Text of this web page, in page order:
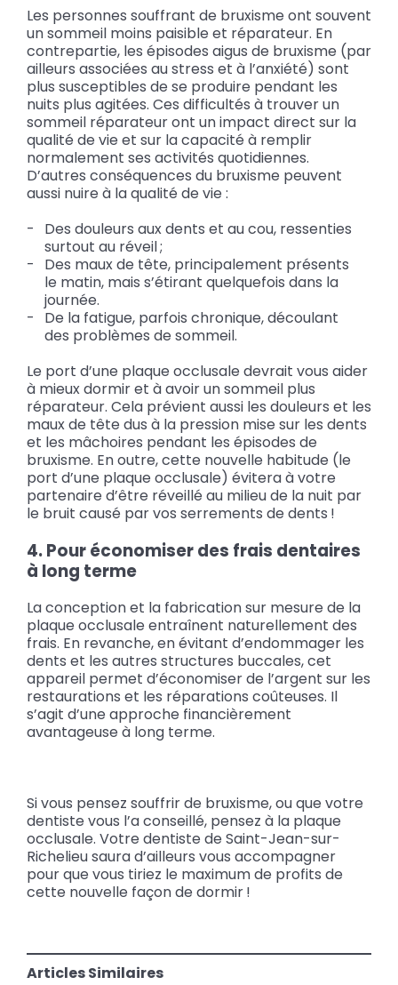
Les personnes souffrant de bruxisme ont souvent
un sommeil moins paisible et réparateur. En
contrepartie, les épisodes aigus de bruxisme (par
ailleurs associées au stress et à l’anxiété) sont
plus susceptibles de se produire pendant les
nuits plus agitées. Ces difficultés à trouver un
sommeil réparateur ont un impact direct sur la
qualité de vie et sur la capacité à remplir
normalement ses activités quotidiennes.
D’autres conséquences du bruxisme peuvent
aussi nuire à la qualité de vie :
Des douleurs aux dents et au cou, ressenties
surtout au réveil ;
Des maux de tête, principalement présents
le matin, mais s’étirant quelquefois dans la
journée.
De la fatigue, parfois chronique, découlant
des problèmes de sommeil.
Le port d’une plaque occlusale devrait vous aider
à mieux dormir et à avoir un sommeil plus
réparateur. Cela prévient aussi les douleurs et les
maux de tête dus à la pression mise sur les dents
et les mâchoires pendant les épisodes de
bruxisme. En outre, cette nouvelle habitude (le
port d’une plaque occlusale) évitera à votre
partenaire d’être réveillé au milieu de la nuit par
le bruit causé par vos serrements de dents !
4. Pour économiser des frais dentaires
à long terme
La conception et la fabrication sur mesure de la
plaque occlusale entraînent naturellement des
frais. En revanche, en évitant d’endommager les
dents et les autres structures buccales, cet
appareil permet d’économiser de l’argent sur les
restaurations et les réparations coûteuses. Il
s’agit d’une approche financièrement
avantageuse à long terme.
Si vous pensez souffrir de bruxisme, ou que votre
dentiste vous l’a conseillé, pensez à la plaque
occlusale. Votre dentiste de Saint-Jean-sur-
Richelieu saura d’ailleurs vous accompagner
pour que vous tiriez le maximum de profits de
cette nouvelle façon de dormir !
Articles Similaires